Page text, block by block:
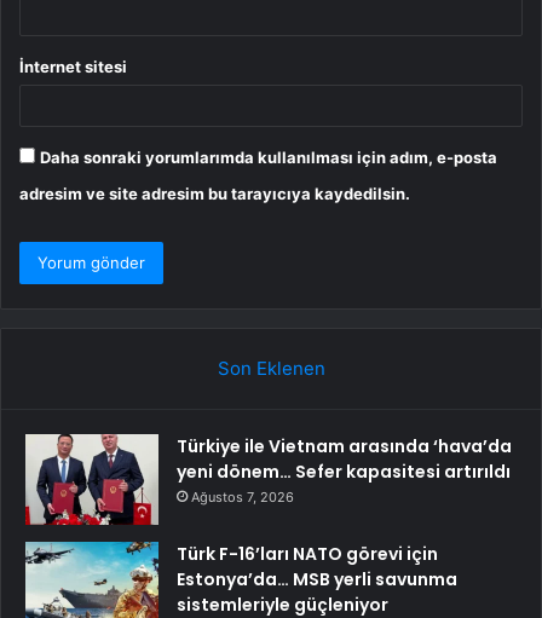
İnternet sitesi
Daha sonraki yorumlarımda kullanılması için adım, e-posta
adresim ve site adresim bu tarayıcıya kaydedilsin.
Son Eklenen
Türkiye ile Vietnam arasında ‘hava’da
yeni dönem… Sefer kapasitesi artırıldı
Ağustos 7, 2026
Türk F-16’ları NATO görevi için
Estonya’da… MSB yerli savunma
sistemleriyle güçleniyor